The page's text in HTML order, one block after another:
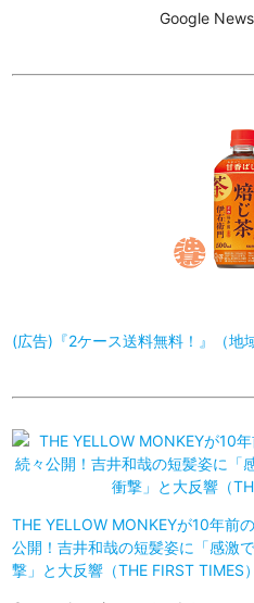
Google
(広告)『2ケース送料無料！』（地
THE YELLOW MONKEYが10年前
公開！吉井和哉の短髪姿に「感激
撃」と大反響（THE FIRST TIMES）